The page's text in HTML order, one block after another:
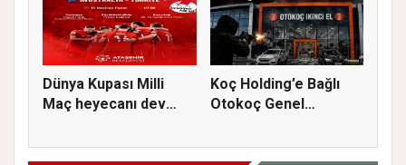
Dünya Kupası Milli
Maç heyecanı dev
Koç Holding’e Bağlı
Otokoç Genel